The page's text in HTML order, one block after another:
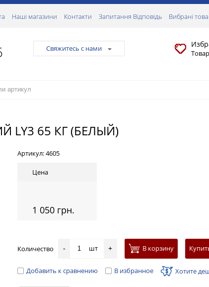
Наші магазини Контакти Запитання Відповідь Вибрані
Свяжитесь с нами
65 КГ (БЕЛЫЙ)
Артикул:4605
Цена
1 050 грн.
Количество - шт + В корзину
Добавить к сравнению В избранное Хотите